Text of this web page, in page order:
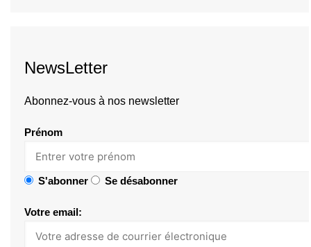
NewsLetter
Abonnez-vous à nos newsletter
Prénom
S'abonner Se désabonner
Votre email: